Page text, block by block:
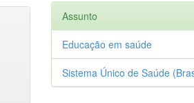
Assunto
Educação em saúde
Sistema Único de Saúde